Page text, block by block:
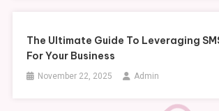
The Ultimate Guide To Leveraging
For Your Business
November 22, 2025 Admin